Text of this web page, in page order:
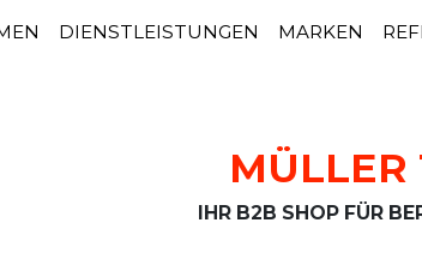
DIENSTLEISTUNGEN MARKEN
MÜLLER
IHR B2B SHOP FÜR